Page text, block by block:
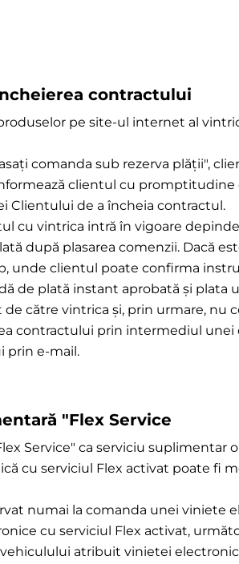
contractului
produselor pe site-ul internet al
comanda sub rezerva plății",
clientul cu
Clientului de a încheia contractul.
cu vintrica intră în vigoare
după plasarea comenzii. Dacă
unde clientul poate confirma
de plată instant aprobată și plata
către vintrica și, prin urmare, nu
contractului prin intermediul
prin e-mail.
"Flex Service
Service" ca serviciu
cu serviciul Flex activat poate fi
numai la comanda unei viniete
cu serviciul Flex activat,
atribuit vinietei